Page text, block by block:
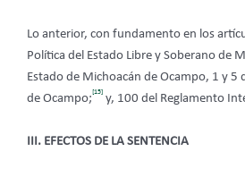
Lo anterior, con fundamento en los
Política del Estado Libre y Soberano de
Estado de Michoacán de Ocampo, 1 y 5
de Ocampo;
[15]
y, 100 del Reglamento
III. EFECTOS DE LA SENTENCIA